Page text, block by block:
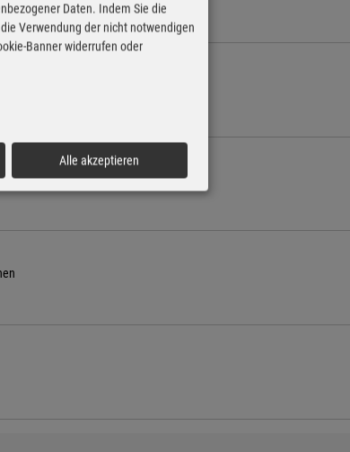
Daten. Indem Sie die
Verwendung der nicht notwendigen
Banner widerrufen oder
Alle akzeptieren